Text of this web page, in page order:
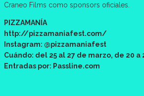
Craneo Films como sponsors oficiales.
PIZZAMANÍA
http://pizzamaniafest.com/
Instagram: @pizzamaniafest
Cuándo: del 25 al 27 de marzo, de 20 a
Entradas por: Passline.com